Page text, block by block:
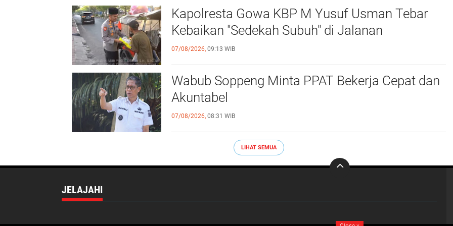
keputusan. Pung
Tantu sapaan
akrabnya,
menyampaikan
pandangannya
mengenai pentingnya
ketertiban dan
keamanan dalam
proses Pilkada.
Dengan pemilihan
kepala daerah yang
sebentar lagi akan
diselenggarakan oleh
KPU Kabupaten
Soppeng, ia mengajak
tim siAP-ADA untuk
Pilkada di Soppeng
hanya tugas KPU
atau aparat
Kapolresta Gowa KBP M Yusuf Usman Tebar
Kebaikan "Sedekah Subuh" di Jalanan ‎
07/08/2026, 09:13 WIB
Wabub Soppeng Minta PPAT Bekerja Cepat dan
Akuntabel ‎
07/08/2026, 08:31 WIB
LIHAT SEMUA
JELAJAHI